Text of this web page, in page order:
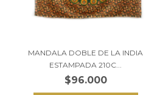
MANDALA DOBLE DE LA INDIA
ESTAMPADA 210C...
$96.000